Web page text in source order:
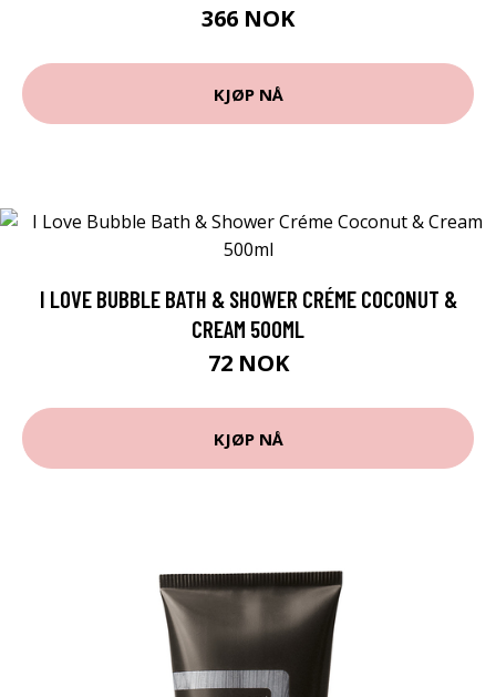
366 NOK
KJØP NÅ
I LOVE BUBBLE BATH & SHOWER CRÉME COCONUT &
CREAM 500ML
72 NOK
KJØP NÅ